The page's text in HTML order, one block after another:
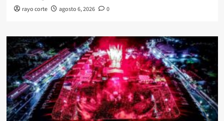
rayo corte agosto 6, 2026 0